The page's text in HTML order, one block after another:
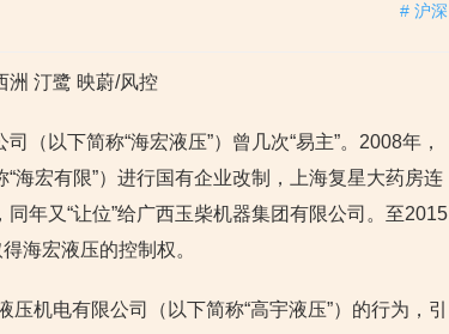
# 沪深
洲 汀鹭 映蔚/风控
（以下简称“海宏液压”）曾几次“易主”。2008年，
海宏有限”）进行国有企业改制，上海复星大药房连
年又“让位”给广西玉柴机器集团有限公司。至2015
海宏液压的控制权。
机电有限公司（以下简称“高宇液压”）的行为，引